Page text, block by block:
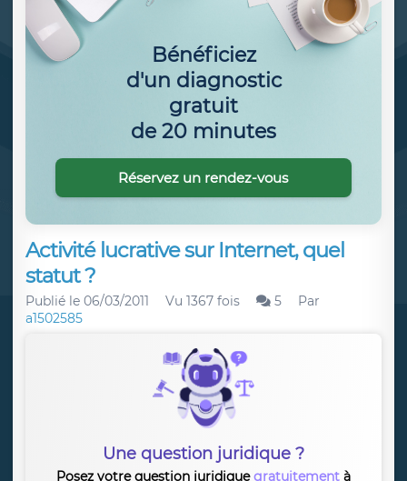
Activité lucrative sur Internet, quel
statut ?
Publié le 06/03/2011 Vu 1367 fois 5
Par
a1502585
Une question juridique ?
Posez votre question juridiquegratuitement à
Bénéficiez
d'un diagnostic
gratuit
de 20 minutes
Réservez un rendez-vous